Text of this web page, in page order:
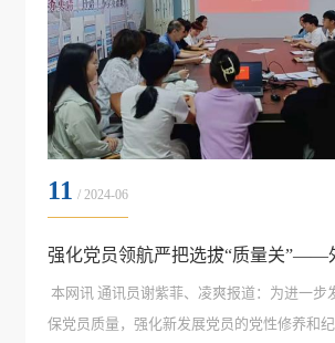
11 / 2024-06
本网讯 通讯员谢紫菲、凌爽报道：为进一步
保党员质量，强化新发展党员的党性修养和